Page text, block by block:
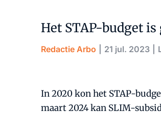
Het STAP-budget
Redactie Arbo 21 jul. 2023
In 2020 kon het STAP-
maart 2024 kan SLIM-